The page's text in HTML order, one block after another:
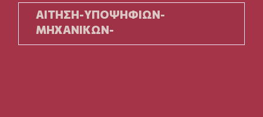
ΑΊΤΗΣΗ-ΥΠΟΨΗΦΊΩΝ-
ΜΗΧΑΝΙΚΏΝ-